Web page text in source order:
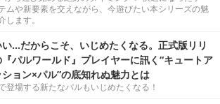
ムや新要素を交えながら、今遊びたい本シリーズの魅
します。
…だからこそ、いじめたくなる。正式版リリ
パルワールド』プレイヤーに訊く“キュートア
ョン×パル”の底知れぬ魅力とは
登場する新たなパルもいじめたくなる！